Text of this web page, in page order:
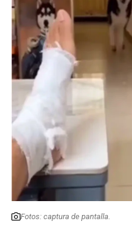
Fotos: captura de pantalla.